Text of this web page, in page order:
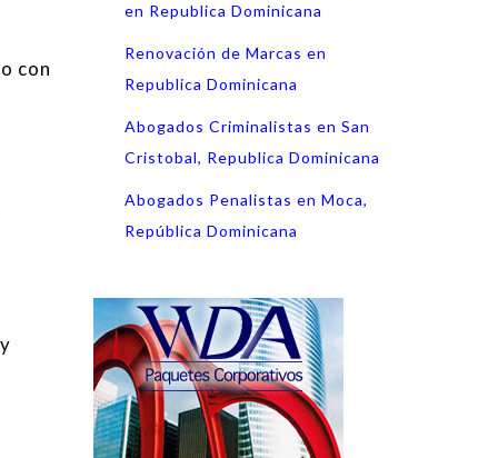
con
en Republica Dominicana
Renovación de Marcas en
Republica Dominicana
Abogados Criminalistas en San
Cristobal, Republica Dominicana
Abogados Penalistas en Moca,
República Dominicana